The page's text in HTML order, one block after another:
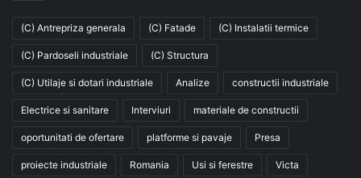
(C) Antrepriza generala (C) Fatade (C) Instalatii termice
(C) Pardoseli industriale (C) Structura
(C) Utilaje si dotari industriale Analize constructii industriale
Electrice si sanitare Interviuri materiale de constructii
oportunitati de ofertare platforme si pavaje Presa
proiecte industriale Romania Usi si ferestre Victa